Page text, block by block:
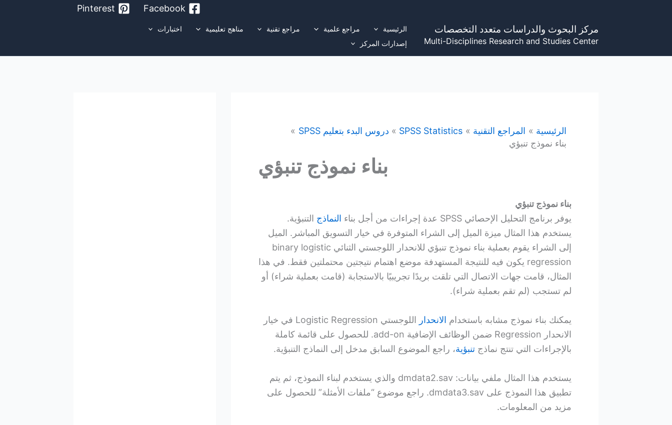
Facebook
Pinterest
مركز البحوث والدراسات متعدد التخصصات
Multi-Disciplines Research and Studies Center
الرئيسية مراجع علمية مراجع تقنية مناهج تعليمية
اختبارات
إصدارات المركز
الرئيسية المراجع التقنية SPSS Statistics
دروس البدء بتعليم SPSS
بناء نموذج تنبؤي
بناء نموذج تنبؤي
بناء نموذج تنبؤي
يوفر برنامج التحليل الإحصائي SPSS عدة إجراءات من أجل بناء
النماذج التنبؤية.
يستخدم هذا المثال ميزة الميل إلى الشراء المتوفرة في خيار التسويق المباشر. الميل
إلى الشراء يقوم بعملية بناء نموذج تنبؤي للانحدار اللوجستي الثنائي binary logistic
regression يكون فيه للنتيجة المستهدفة موضع اهتمام نتيجتين محتملتين فقط. في هذا
المثال، قامت جهات الاتصال التي تلقت بريدًا تجريبيًا بالاستجابة (قامت بعملية شراء) أو
لم تستجب (لم تقم بعملية شراء).
يمكنك بناء نموذج مشابه باستخدام الانحدار
اللوجستي Logistic Regression في خيار
الانحدار Regression ضمن الوظائف الإضافية add-on. للحصول على قائمة كاملة
بالإجراءات التي تنتج نماذج تنبؤية، راجع الموضوع السابق مدخل إلى النماذج التنبؤية.
يستخدم هذا المثال ملفي بيانات: dmdata2.sav والذي يستخدم لبناء النموذج، ثم يتم
تطبيق هذا النموذج على dmdata3.sav. راجع موضوع “ملفات الأمثلة” للحصول على
مزيد من المعلومات.